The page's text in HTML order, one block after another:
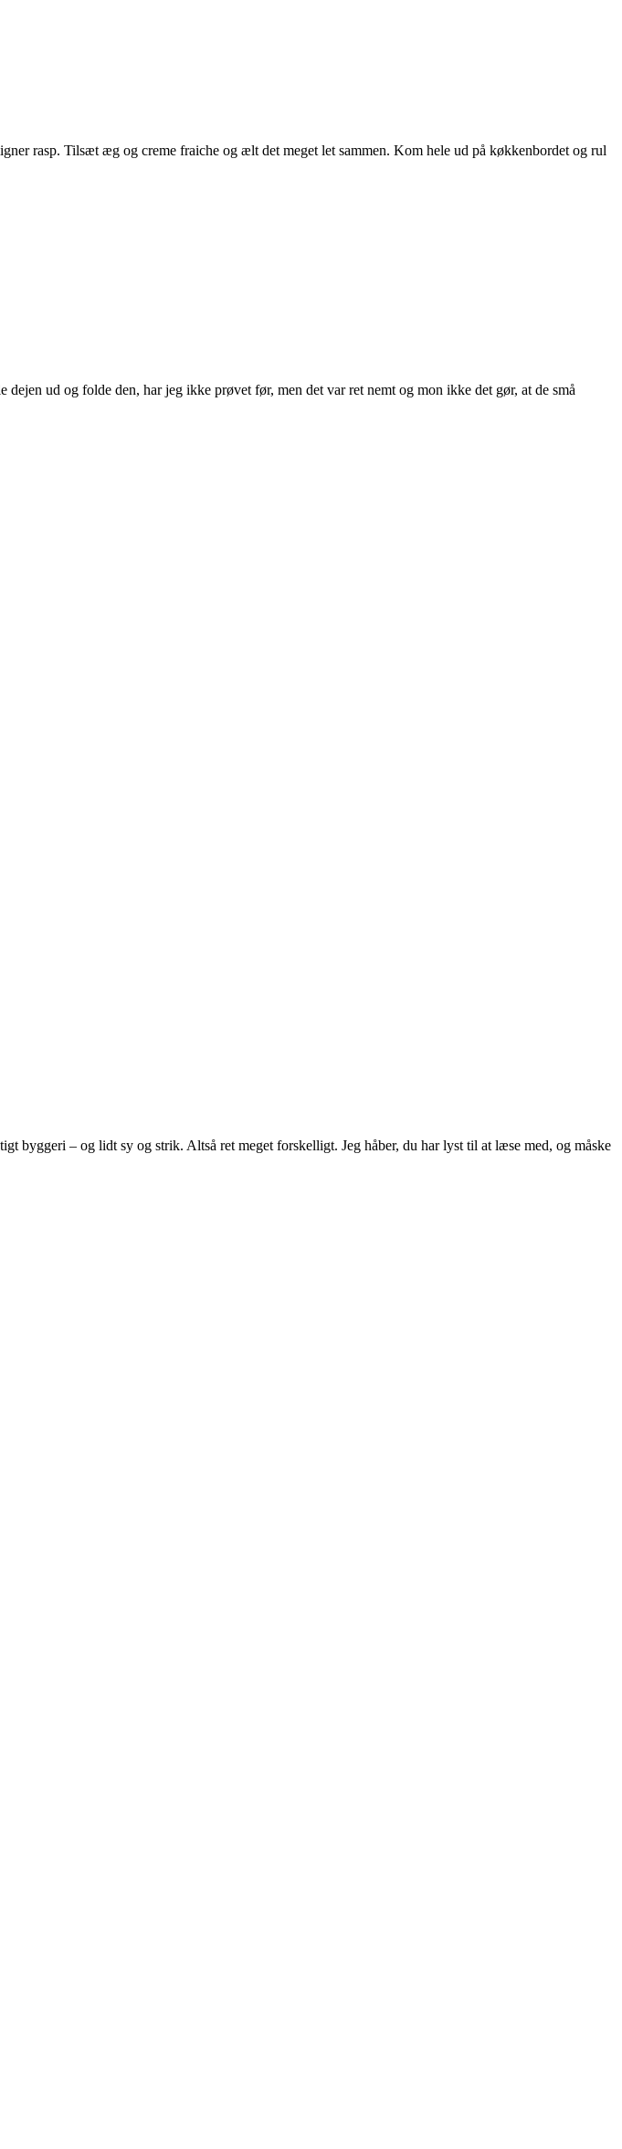
rasp. Tilsæt æg og creme fraiche og ælt det meget let sammen. Kom hele ud på køkkenbordet og rul
ud og folde den, har jeg ikke prøvet før, men det var ret nemt og mon ikke det gør, at de små
– og lidt sy og strik. Altså ret meget forskelligt. Jeg håber, du har lyst til at læse med, og måske